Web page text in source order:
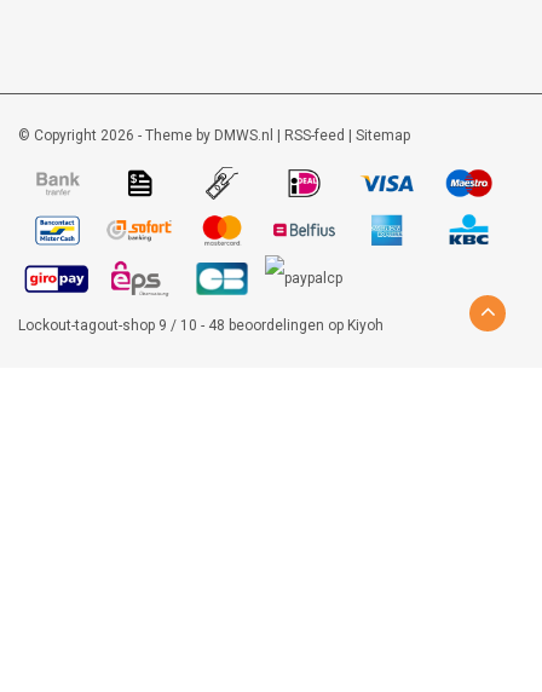
© Copyright 2026 - Theme by DMWS.nl | RSS-feed | Sitemap
Lockout-tagout-shop 9 / 10 - 48 beoordelingen op Kiyoh